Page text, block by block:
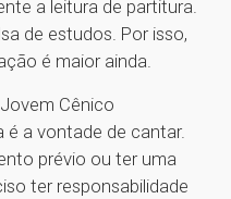
a leitura de partitura.
de estudos. Por isso,
é maior ainda.
Cênico
é a vontade de cantar.
prévio ou ter uma
ter responsabilidade